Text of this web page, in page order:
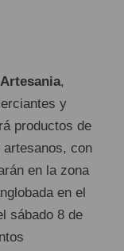
,
y
productos de
con
en la zona
en el
sábado 8 de